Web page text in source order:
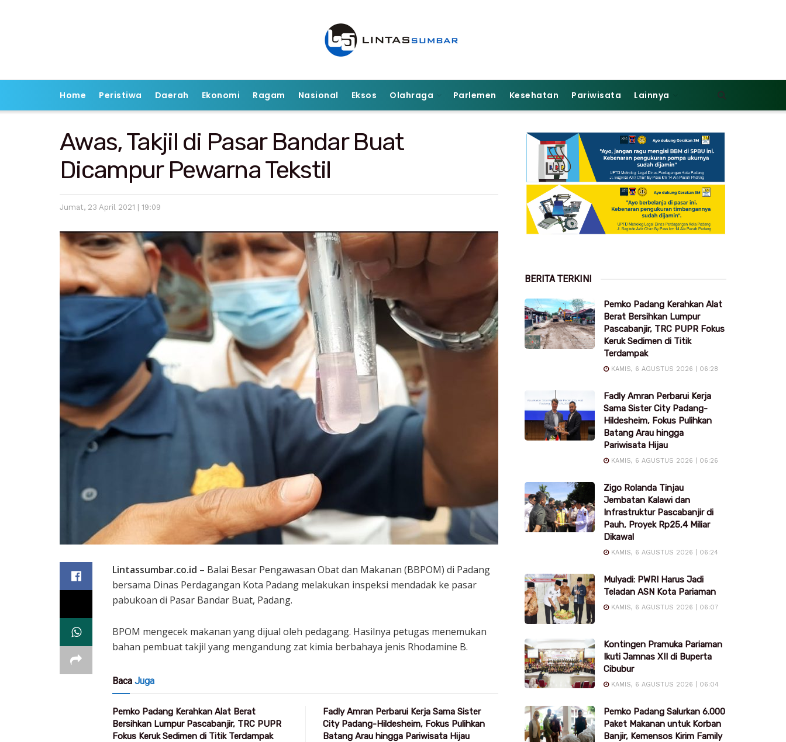
Home Peristiwa Daerah Ekonomi Ragam Nasional Eksos Olahraga Parlemen Kesehatan Pariwisata Lainnya
Awas, Takjil di Pasar Bandar Buat
Dicampur Pewarna Tekstil
Jumat, 23 April 2021 | 19:09
Lintassumbar.co.id – Balai Besar Pengawasan Obat dan Makanan (BBPOM) di Padang
bersama Dinas Perdagangan Kota Padang melakukan inspeksi mendadak ke pasar
pabukoan di Pasar Bandar Buat, Padang.
BPOM mengecek makanan yang dijual oleh pedagang. Hasilnya petugas menemukan
bahan pembuat takjil yang mengandung zat kimia berbahaya jenis Rhodamine B.
Baca Juga
Pemko Padang Kerahkan Alat Berat
Bersihkan Lumpur Pascabanjir, TRC PUPR
Fokus Keruk Sedimen di Titik Terdampak
Fadly Amran Perbarui Kerja Sama Sister
City Padang-Hildesheim, Fokus Pulihkan
Batang Arau hingga Pariwisata Hijau
BERITA TERKINI
Pemko Padang Kerahkan Alat
Berat Bersihkan Lumpur
Pascabanjir, TRC PUPR Fokus
Keruk Sedimen di Titik
Terdampak
KAMIS, 6 AGUSTUS 2026 | 06:28
Fadly Amran Perbarui Kerja
Sama Sister City Padang-
Hildesheim, Fokus Pulihkan
Batang Arau hingga
Pariwisata Hijau
KAMIS, 6 AGUSTUS 2026 | 06:26
Zigo Rolanda Tinjau
Jembatan Kalawi dan
Infrastruktur Pascabanjir di
Pauh, Proyek Rp25,4 Miliar
Dikawal
KAMIS, 6 AGUSTUS 2026 | 06:24
Mulyadi: PWRI Harus Jadi
Teladan ASN Kota Pariaman
KAMIS, 6 AGUSTUS 2026 | 06:07
Kontingen Pramuka Pariaman
Ikuti Jamnas XII di Buperta
Cibubur
KAMIS, 6 AGUSTUS 2026 | 06:04
Pemko Padang Salurkan 6.000
Paket Makanan untuk Korban
Banjir, Kemensos Kirim Family